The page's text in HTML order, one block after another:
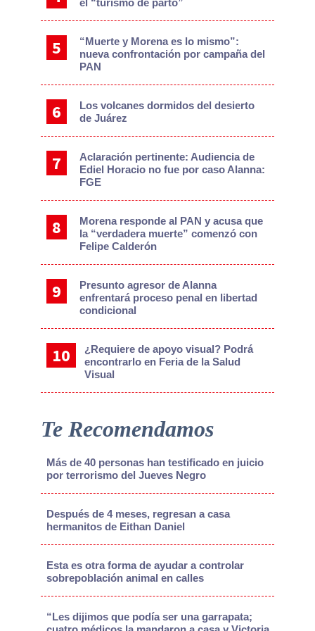
el “turismo de parto”
“Muerte y Morena es lo mismo”:
nueva confrontación por campaña del
PAN
Los volcanes dormidos del desierto
de Juárez
Aclaración pertinente: Audiencia de
Ediel Horacio no fue por caso Alanna:
FGE
Morena responde al PAN y acusa que
la “verdadera muerte” comenzó con
Felipe Calderón
Presunto agresor de Alanna
enfrentará proceso penal en libertad
condicional
¿Requiere de apoyo visual? Podrá
encontrarlo en Feria de la Salud
Visual
Te Recomendamos
Más de 40 personas han testificado en juicio
por terrorismo del Jueves Negro
Después de 4 meses, regresan a casa
hermanitos de Eithan Daniel
Esta es otra forma de ayudar a controlar
sobrepoblación animal en calles
“Les dijimos que podía ser una garrapata;